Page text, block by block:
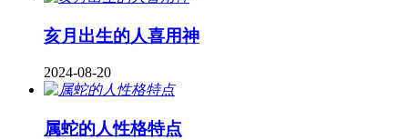
亥月出生的人喜用神
2024-08-20
属蛇的人性格特点